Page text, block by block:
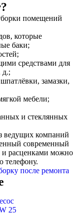
помещений
которые
баки;
средствами для
д.;
замазки,
мебели;
и стеклянных
ведущих компаний
современный
и расценками можно
телефону.